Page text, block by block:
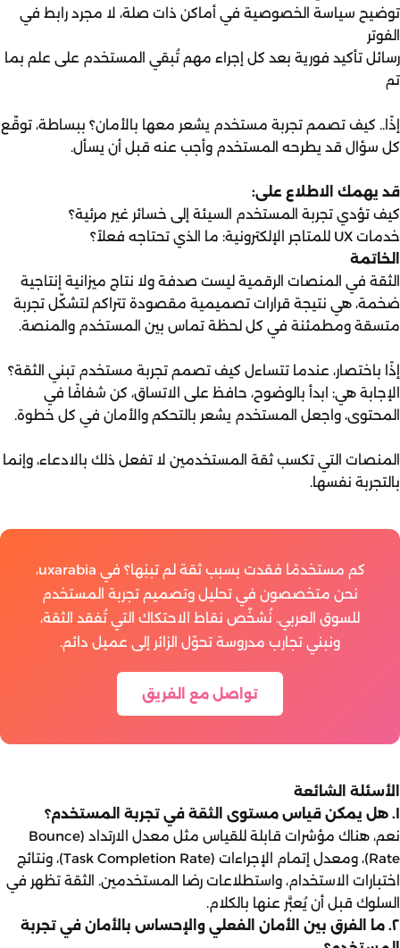
توضيح سياسة الخصوصية في أماكن ذات صلة، لا مجرد رابط في
الفوتر
رسائل تأكيد فورية بعد كل إجراء مهم تُبقي المستخدم على علم بما
تم
إذًا.. كيف تصمم تجربة مستخدم يشعر معها بالأمان؟ ببساطة، توقّع
كل سؤال قد يطرحه المستخدم وأجب عنه قبل أن يسأل.
قد يهمك الاطلاع على:
كيف تؤدي تجربة المستخدم السيئة إلى خسائر غير مرئية؟
خدمات UX للمتاجر الإلكترونية: ما الذي تحتاجه فعلاً؟
الخاتمة
الثقة في المنصات الرقمية ليست صدفة ولا نتاج ميزانية إنتاجية
ضخمة، هي نتيجة قرارات تصميمية مقصودة تتراكم لتشكّل تجربة
متسقة ومطمئنة في كل لحظة تماس بين المستخدم والمنصة.
إذًا باختصار، عندما تتساءل كيف تصمم تجربة مستخدم تبني الثقة؟
الإجابة هي: ابدأ بالوضوح، حافظ على الاتساق، كن شفافًا في
المحتوى، واجعل المستخدم يشعر بالتحكم والأمان في كل خطوة.
المنصات التي تكسب ثقة المستخدمين لا تفعل ذلك بالادعاء، وإنما
بالتجربة نفسها.
كم مستخدمًا فقدت بسبب ثقة لم تبنِها؟ في uxarabia،
نحن متخصصون في تحليل وتصميم تجربة المستخدم
للسوق العربي. نُشخّص نقاط الاحتكاك التي تُفقد الثقة،
ونبني تجارب مدروسة تحوّل الزائر إلى عميل دائم.
تواصل مع الفريق
الأسئلة الشائعة
١. هل يمكن قياس مستوى الثقة في تجربة المستخدم؟
نعم، هناك مؤشرات قابلة للقياس مثل معدل الارتداد (Bounce
Rate)، ومعدل إتمام الإجراءات (Task Completion Rate)، ونتائج
اختبارات الاستخدام، واستطلاعات رضا المستخدمين. الثقة تظهر في
السلوك قبل أن يُعبَّر عنها بالكلام.
٢. ما الفرق بين الأمان الفعلي والإحساس بالأمان في تجربة